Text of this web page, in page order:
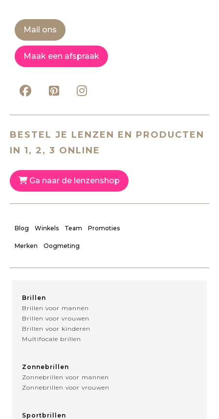
Mail ons
Maak een afspraak
BESTEL JE LENZEN EN PRODUCTEN
IN 1, 2, 3 ONLINE
Ga naar de lenzenshop
Blog Winkels Team Promoties
Merken Oogmeting
Brillen
Brillen voor mannen
Brillen voor vrouwen
Brillen voor kinderen
Multifocale brillen
Zonnebrillen
Zonnebrillen voor mannen
Zonnebrillen voor vrouwen
Sportbrillen